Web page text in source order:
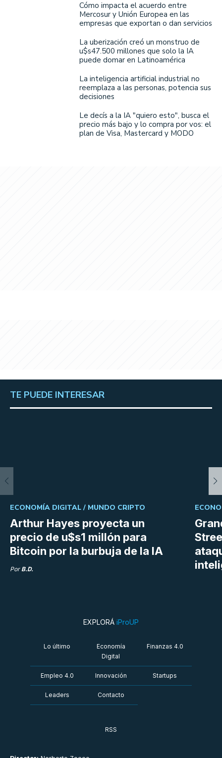
Cómo impacta el acuerdo entre
Mercosur y Unión Europea en las
empresas que exportan o dan servicios
La uberización creó un monstruo de
u$s47.500 millones que solo la IA
puede domar en Latinoamérica
La inteligencia artificial industrial no
reemplaza a las personas, potencia sus
decisiones
Le decís a la IA "quiero esto", busca el
precio más bajo y lo compra por vos: el
plan de Visa, Mastercard y MODO
TE PUEDE INTERESAR
Arthur Hayes proyecta un
precio de u$s1 millón para
Bitcoin por la burbuja de la IA
ECONOMÍA DIGITAL / MUNDO CRIPTO
Por B.D.
EXPLORÁ iProUP
Lo último
Economía
Digital
Finanzas 4.0
Empleo 4.0 Innovación Startups
Leaders Contacto
RSS